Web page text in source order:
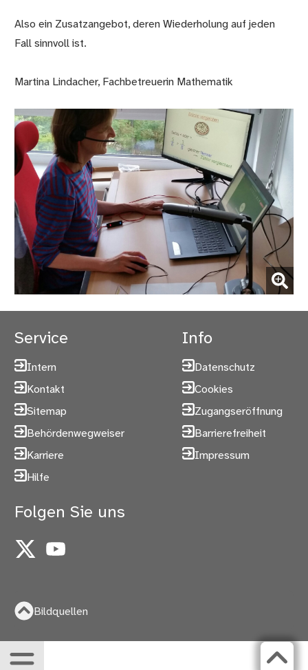
Also ein Zusatzangebot, deren Wiederholung auf jeden
Fall sinnvoll ist.
Martina Lindacher, Fachbetreuerin Mathematik
(Bild vergrößern)
Service
Intern
Kontakt
Sitemap
Behördenwegweiser
Karriere
Hilfe
Info
Datenschutz
Cookies
Zugangseröffnung
Barrierefreiheit
Impressum
Folgen Sie uns
X YouTube
Bildquellen